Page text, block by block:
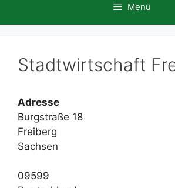
Menü
Stadtwirtschaft
Adresse
Burgstraße 18
Freiberg
Sachsen
09599